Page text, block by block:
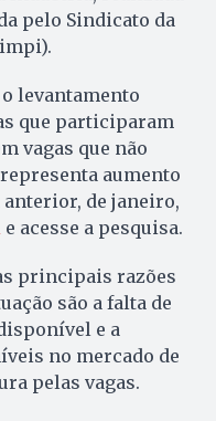
pelo Sindicato da
levantamento
que participaram
vagas que não
aumento
anterior, de janeiro,
e acesse a pesquisa.
principais razões
são a falta de
e a
no mercado de
pelas vagas.